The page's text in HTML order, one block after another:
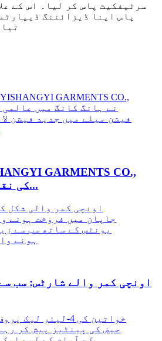
پاس اپنا ڈیزائننگ
GARMENTS CO.,
LTD کی نقاب کشائی...
اونچی کمر والے شارٹس: سب